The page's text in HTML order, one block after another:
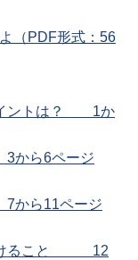
（PDF形式：56
イントは？ 1か
から6ページ
から11ページ
けること 12